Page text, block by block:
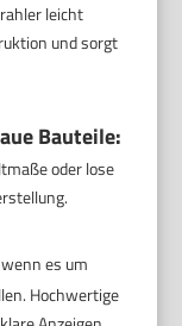
leicht
und sorgt
Bauteile:
oder lose
es um
Hochwertige